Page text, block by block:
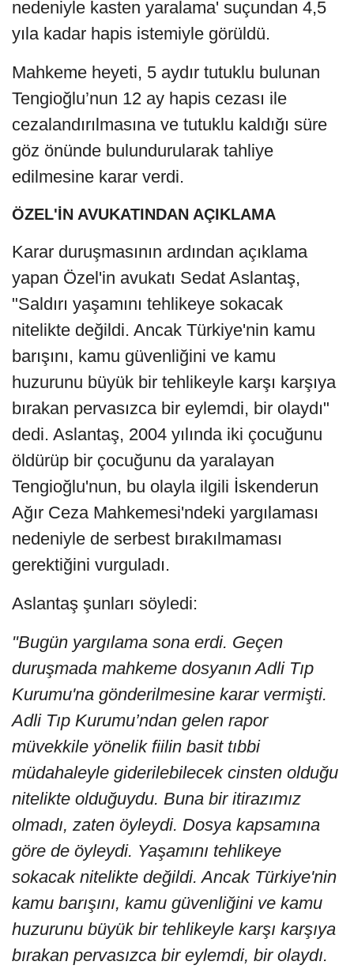
nedeniyle kasten yaralama' suçundan 4,5
yıla kadar hapis istemiyle görüldü.
Mahkeme heyeti, 5 aydır tutuklu bulunan
Tengioğlu’nun 12 ay hapis cezası ile
cezalandırılmasına ve tutuklu kaldığı süre
göz önünde bulundurularak tahliye
edilmesine karar verdi.
ÖZEL'İN AVUKATINDAN AÇIKLAMA
Karar duruşmasının ardından açıklama
yapan Özel'in avukatı Sedat Aslantaş,
"Saldırı yaşamını tehlikeye sokacak
nitelikte değildi. Ancak Türkiye'nin kamu
barışını, kamu güvenliğini ve kamu
huzurunu büyük bir tehlikeyle karşı karşıya
bırakan pervasızca bir eylemdi, bir olaydı"
dedi. Aslantaş, 2004 yılında iki çocuğunu
öldürüp bir çocuğunu da yaralayan
Tengioğlu'nun, bu olayla ilgili İskenderun
Ağır Ceza Mahkemesi'ndeki yargılaması
nedeniyle de serbest bırakılmaması
gerektiğini vurguladı.
Aslantaş şunları söyledi:
"Bugün yargılama sona erdi. Geçen
duruşmada mahkeme dosyanın Adli Tıp
Kurumu'na gönderilmesine karar vermişti.
Adli Tıp Kurumu’ndan gelen rapor
müvekkile yönelik fiilin basit tıbbi
müdahaleyle giderilebilecek cinsten olduğu
nitelikte olduğuydu. Buna bir itirazımız
olmadı, zaten öyleydi. Dosya kapsamına
göre de öyleydi. Yaşamını tehlikeye
sokacak nitelikte değildi. Ancak Türkiye'nin
kamu barışını, kamu güvenliğini ve kamu
huzurunu büyük bir tehlikeyle karşı karşıya
bırakan pervasızca bir eylemdi, bir olaydı.